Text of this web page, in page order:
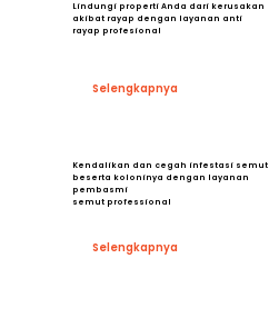
Lindungi properti Anda dari kerusakan
akibat rayap dengan layanan anti
rayap profesional
Selengkapnya
Kendalikan dan cegah infestasi semut
beserta koloninya dengan layanan
pembasmi
semut professional
Selengkapnya